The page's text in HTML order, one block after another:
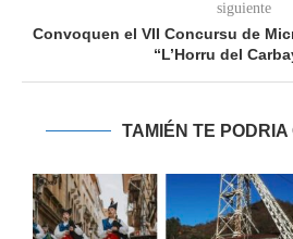
siguiente
Convoquen el VII Concursu de
“L’Horru del
TAMIÉN TE PODRIA